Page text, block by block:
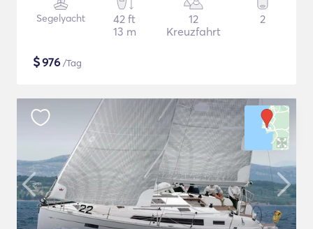
Segelyacht
42 ft
13 m
12
Kreuzfahrt
2
$976 /Tag